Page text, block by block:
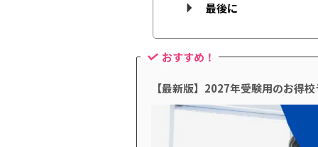
最後に
おすすめ！
【最新版】2027年受験用のお得